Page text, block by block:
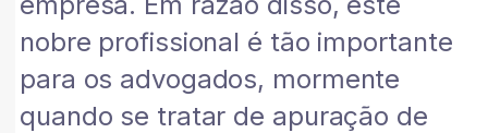
nobre profissional é tão importante
para os advogados, mormente
quando se tratar de apuração de